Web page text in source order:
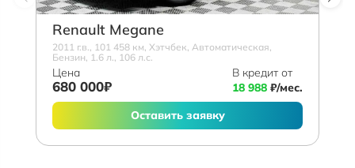
Renault Megane
2011 г.в., 101 458 км, Хэтчбек, Автоматическая,
Бензин, 1.6 л., 106 л.с.
Цена
680 000₽
В кредит от
18 988 ₽/мес.
Оставить заявку